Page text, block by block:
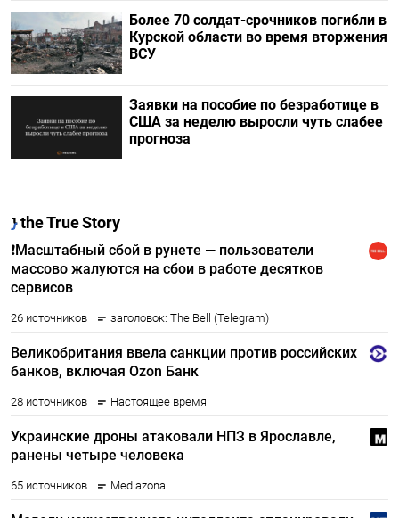
Более 70 солдат-срочников погибли в
Курской области во время вторжения
ВСУ
Заявки на пособие по безработице в
США за неделю выросли чуть слабее
прогноза